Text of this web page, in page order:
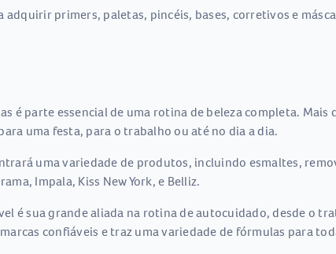
adquirir primers, paletas, pincéis, bases, corretivos e
é parte essencial de uma rotina de beleza completa. Mais
uma festa, para o trabalho ou até no dia a dia.
uma variedade de produtos, incluindo esmaltes,
Impala, Kiss New York, e Belliz.
é sua grande aliada na rotina de autocuidado, desde o
confiáveis e traz uma variedade de fórmulas para